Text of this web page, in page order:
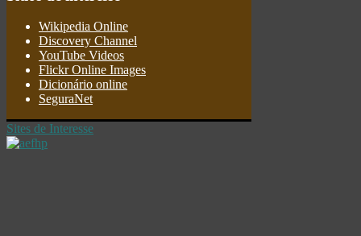
Wikipedia Online
Discovery Channel
YouTube Videos
Flickr Online Images
Dicionário online
SeguraNet
Sites de Interesse